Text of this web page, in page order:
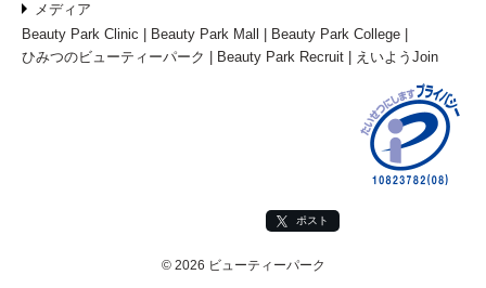
メディア
Beauty Park Clinic
Beauty Park Mall
Beauty Park College
ひみつのビューティーパーク
Beauty Park Recruit えいようJoin
ポスト
© 2026 ビューティーパーク